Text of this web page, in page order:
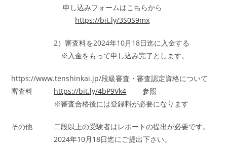
申し込みフォームはこちらから
https://bit.ly/3S0S9mx
2）審査料を2024年10月18日迄に入金する
※入金をもって申し込み完了とします。
https://www.tenshinkai.jp/段級審査・審査認定資格について
審査料 https://bit.ly/4bP9Vk4 参照
※審査合格後には登録料が必要になります
その他 二段以上の受験者はレポートの提出が必要です。
2024年10月18日迄にご提出下さい。